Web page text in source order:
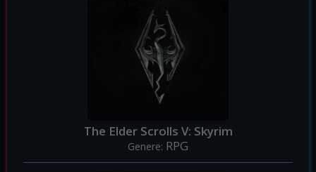
The Elder Scrolls V: Skyrim
Genere: RPG